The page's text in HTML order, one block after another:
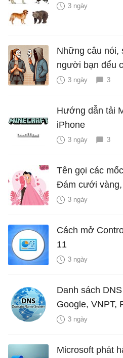
3 ngày
Những câu nói,
người bạn đểu
3 ngày 3
Hướng dẫn tải
iPhone
3 ngày 3
Tên gọi các
Đám cưới
là bao nhiêu
3 ngày
Cách mở
11
3 ngày
Danh sách
Google, VNPT,
3 ngày
Microsoft phát